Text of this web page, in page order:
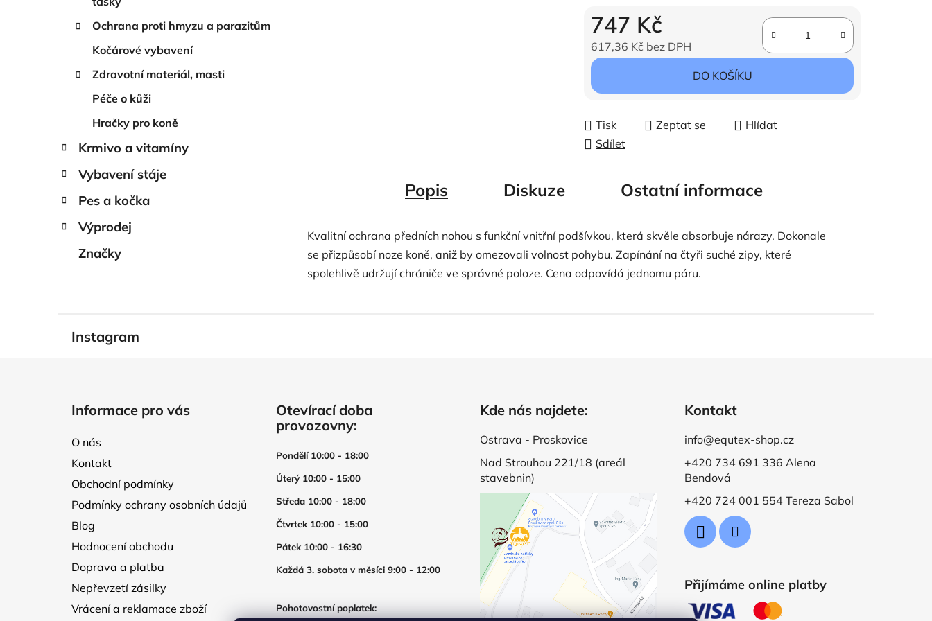
Ochrana proti hmyzu a parazitům
Kočárové vybavení
Zdravotní materiál, masti
Péče o kůži
Hračky pro koně
Krmivo a vitamíny
Vybavení stáje
Pes a kočka
Výprodej
Značky
747 Kč
617,36 Kč bez DPH
Měrná cena:
DO KOŠÍKU
Tisk Zeptat se
Hlídat
Sdílet
Popis Diskuze Ostatní informace
Kvalitní ochrana předních nohou s funkční vnitřní podšívkou, která skvěle absorbuje nárazy. Dokonale
se přizpůsobí noze koně, aniž by omezovali volnost pohybu. Zapínání na čtyři suché zipy, které
spolehlivě udržují chrániče ve správné poloze. Cena odpovídá jednomu páru.
Instagram
Informace pro vás
O nás
Kontakt
Obchodní podmínky
Podmínky ochrany osobních údajů
Blog
Hodnocení obchodu
Doprava a platba
Nepřevzetí zásilky
Vrácení a reklamace zboží
Otevírací doba
provozovny:
Pondělí 10:00 - 18:00
Úterý 10:00 - 15:00
Středa 10:00 - 18:00
Čtvrtek 10:00 - 15:00
Pátek 10:00 - 16:30
Každá 3. sobota v měsíci 9:00 - 12:00
Pohotovostní poplatek:
Kde nás najdete:
Ostrava - Proskovice
Nad Strouhou 221/18 (areál
stavebnin)
Kontakt
info@equtex-shop.cz
+420 734 691 336 Alena
Bendová
+420 724 001 554 Tereza Sabol
Přijímáme online platby